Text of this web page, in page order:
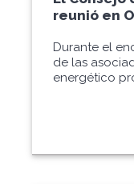
reunió en
Durante el
de las
energético